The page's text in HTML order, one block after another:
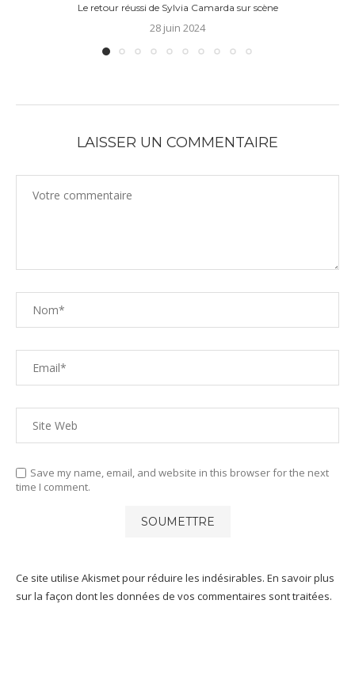
Le retour réussi de Sylvia Camarda sur scène
28 juin 2024
LAISSER UN COMMENTAIRE
Save my name, email, and website in this browser for the next
time I comment.
Ce site utilise Akismet pour réduire les indésirables. En savoir plus
sur la façon dont les données de vos commentaires sont traitées.